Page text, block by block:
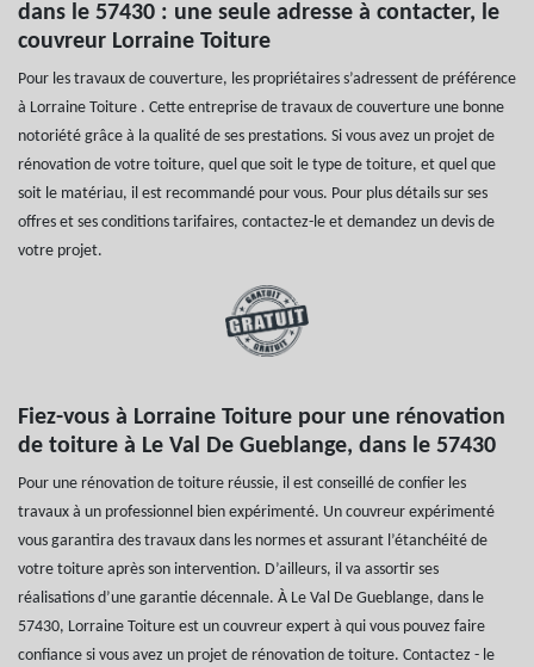
dans le 57430 : une seule adresse à contacter, le
couvreur Lorraine Toiture
Pour les travaux de couverture, les propriétaires s’adressent de préférence
à Lorraine Toiture . Cette entreprise de travaux de couverture une bonne
notoriété grâce à la qualité de ses prestations. Si vous avez un projet de
rénovation de votre toiture, quel que soit le type de toiture, et quel que
soit le matériau, il est recommandé pour vous. Pour plus détails sur ses
offres et ses conditions tarifaires, contactez-le et demandez un devis de
votre projet.
Fiez-vous à Lorraine Toiture pour une rénovation
de toiture à Le Val De Gueblange, dans le 57430
Pour une rénovation de toiture réussie, il est conseillé de confier les
travaux à un professionnel bien expérimenté. Un couvreur expérimenté
vous garantira des travaux dans les normes et assurant l’étanchéité de
votre toiture après son intervention. D’ailleurs, il va assortir ses
réalisations d’une garantie décennale. À Le Val De Gueblange, dans le
57430, Lorraine Toiture est un couvreur expert à qui vous pouvez faire
confiance si vous avez un projet de rénovation de toiture. Contactez - le